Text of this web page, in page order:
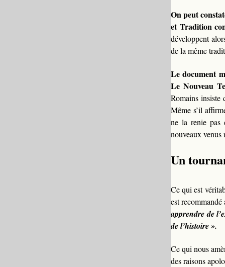
On peut
et Tradition
développent
de la même
Le document
Le Nouveau
Romains insiste
Même s’il
ne la renie pas
nouveaux venus
Un
Ce qui est
est
apprendre de
de l’histoire ».
Ce qui nous
des raisons